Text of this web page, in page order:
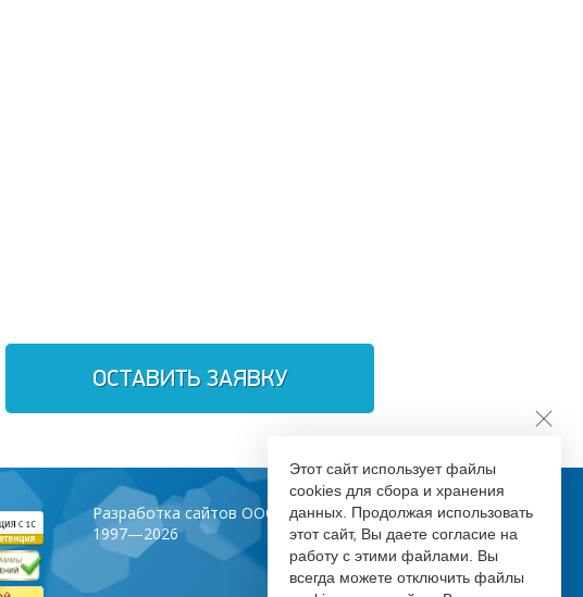
ОСТАВИТЬ ЗАЯВКУ
Разработка сайтов ООО «Инфодизайн»
1997—2026
Этот сайт использует файлы
cookies для сбора и хранения
данных. Продолжая использовать
этот сайт, Вы даете согласие на
работу с этими файлами. Вы
всегда можете отключить файлы